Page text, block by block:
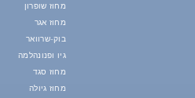
מחוז שופרון
מחוז אגר
בוק-שרוואר
גיו ופנונהלמה
מחוז סגד
מחוז גיולה